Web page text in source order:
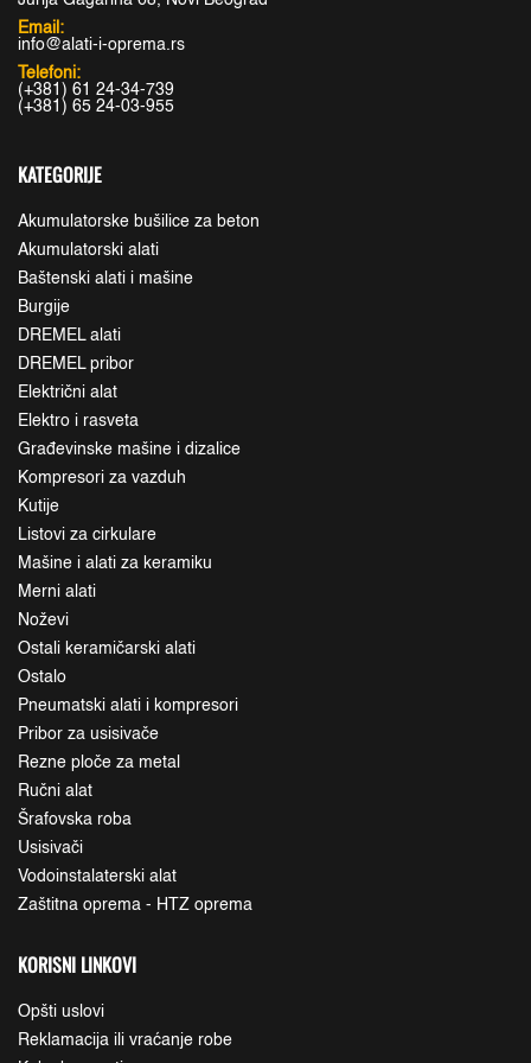
Email:
info@alati-i-oprema.rs
Telefoni:
(+381) 61 24-34-739
(+381) 65 24-03-955
KATEGORIJE
Akumulatorske bušilice za beton
Akumulatorski alati
Baštenski alati i mašine
Burgije
DREMEL alati
DREMEL pribor
Električni alat
Elektro i rasveta
Građevinske mašine i dizalice
Kompresori za vazduh
Kutije
Listovi za cirkulare
Mašine i alati za keramiku
Merni alati
Noževi
Ostali keramičarski alati
Ostalo
Pneumatski alati i kompresori
Pribor za usisivače
Rezne ploče za metal
Ručni alat
Šrafovska roba
Usisivači
Vodoinstalaterski alat
Zaštitna oprema - HTZ oprema
KORISNI LINKOVI
Opšti uslovi
Reklamacija ili vraćanje robe